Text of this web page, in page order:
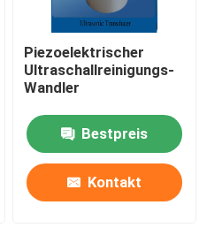
Piezoelektrischer
Ultraschallreinigungs-
Wandler
Bestpreis
Kontakt